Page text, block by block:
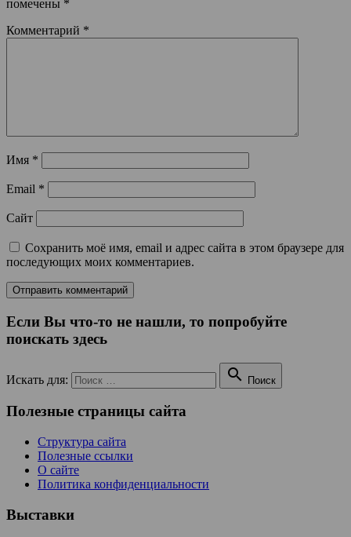
помечены *
Комментарий *
Имя *
Email *
Сайт
Сохранить моё имя, email и адрес сайта в этом браузере для
последующих моих комментариев.
Если Вы что-то не нашли, то попробуйте
поискать здесь
Искать для:  Поиск
Полезные страницы сайта
Структура сайта
Полезные ссылки
О сайте
Политика конфиденциальности
Выставки